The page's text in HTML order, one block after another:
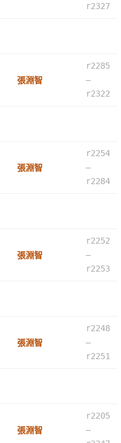
r2327
張淵智
r2285
–
r2322
張淵智
r2254
–
r2284
張淵智
r2252
–
r2253
張淵智
r2248
–
r2251
張淵智
r2205
–